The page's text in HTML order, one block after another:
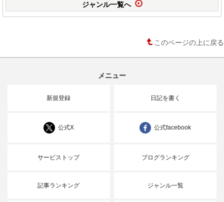
ジャンル一覧へ
このページの上に戻る
メニュー
新規登録 日記を書く
公式X 公式facebook
サービストップ ブログランキング
記事ランキング ジャンル一覧